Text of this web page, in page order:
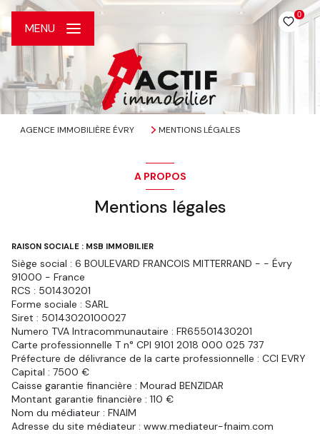
0
MENU
AGENCE IMMOBILIÈRE ÉVRY MENTIONS LÉGALES
A PROPOS
Mentions légales
RAISON SOCIALE : MSB IMMOBILIER
Siège social : 6 BOULEVARD FRANCOIS MITTERRAND - - Évry
91000 - France
RCS : 501430201
Forme sociale : SARL
Siret : 50143020100027
Numero TVA Intracommunautaire : FR65501430201
Carte professionnelle T n° CPI 9101 2018 000 025 737
Préfecture de délivrance de la carte professionnelle : CCI EVRY
Capital : 7500 €
Caisse garantie financière : Mourad BENZIDAR
Montant garantie financière : 110 €
Nom du médiateur : FNAIM
Adresse du site médiateur : www.mediateur-fnaim.com